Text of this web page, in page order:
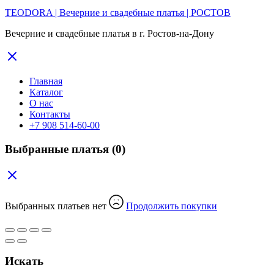
TEODORA | Вечерние и свадебные платья | РОСТОВ
Вечерние и свадебные платья в г. Ростов-на-Дону
Главная
Каталог
О нас
Контакты
+7 908 514-60-00
Выбранные платья (0)
Выбранных платьев нет Продолжить покупки
Искать